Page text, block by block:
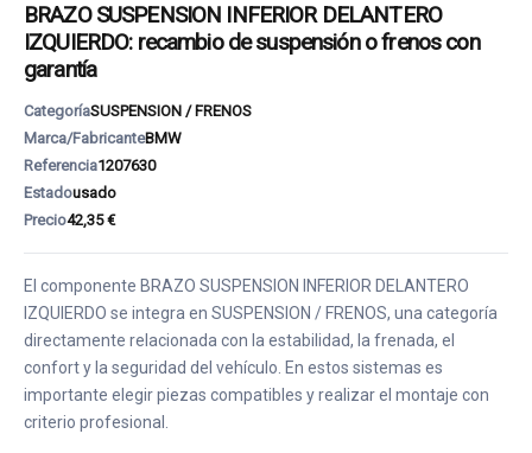
BRAZO SUSPENSION INFERIOR DELANTERO
IZQUIERDO: recambio de suspensión o frenos con
garantía
CategoríaSUSPENSION / FRENOS
Marca/FabricanteBMW
Referencia1207630
Estadousado
Precio42,35 €
El componente BRAZO SUSPENSION INFERIOR DELANTERO
IZQUIERDO se integra en SUSPENSION / FRENOS, una categoría
directamente relacionada con la estabilidad, la frenada, el
confort y la seguridad del vehículo. En estos sistemas es
importante elegir piezas compatibles y realizar el montaje con
criterio profesional.